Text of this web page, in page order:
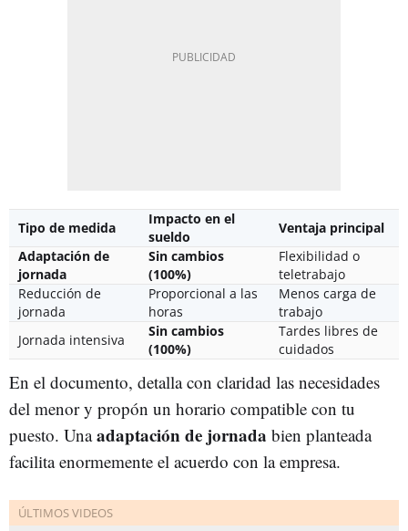
Tipo de medida
Impacto en el
sueldo
Ventaja principal
Adaptación de
jornada
Sin cambios
(100%)
Flexibilidad o
teletrabajo
Reducción de
jornada
Proporcional a las
horas
Menos carga de
trabajo
Jornada intensiva
Sin cambios
(100%)
Tardes libres de
cuidados
En el documento, detalla con claridad las necesidades
del menor y propón un horario compatible con tu
puesto. Unaadaptación de jornada bien planteada
facilita enormemente el acuerdo con la empresa.